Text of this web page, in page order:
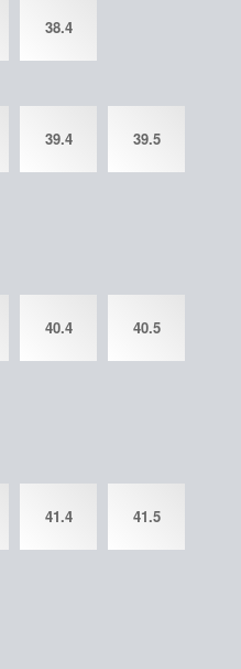
38.4
39.4 39.5
40.4 40.5
41.4 41.5